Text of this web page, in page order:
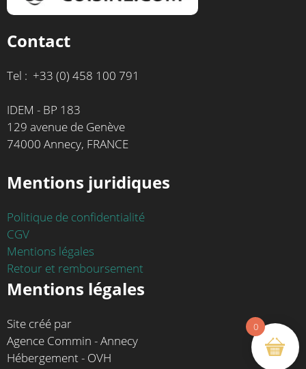
Contact
Tel : +33 (0) 458 100 791
IDEM - BP 183
129 avenue de Genève
74000 Annecy, FRANCE
Mentions juridiques
Politique de confidentialité
CGV
Mentions légales
Retour et remboursement
Mentions légales
Site créé par
Agence Commin - Annecy
Hébergement - OVH
0